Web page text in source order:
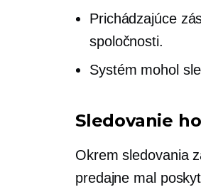
Prichádzajúce
spoločnosti.
Systém mohol
Sledovanie
Okrem sledovania
predajne mal